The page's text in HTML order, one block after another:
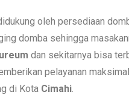
oleh persediaan
domba sehingga
dan sekitarnya bisa
pelayanan
di Kota Cimahi.